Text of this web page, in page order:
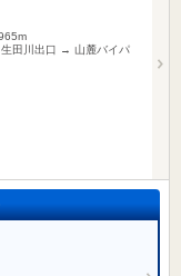
田川出口 → 山麓バイパ